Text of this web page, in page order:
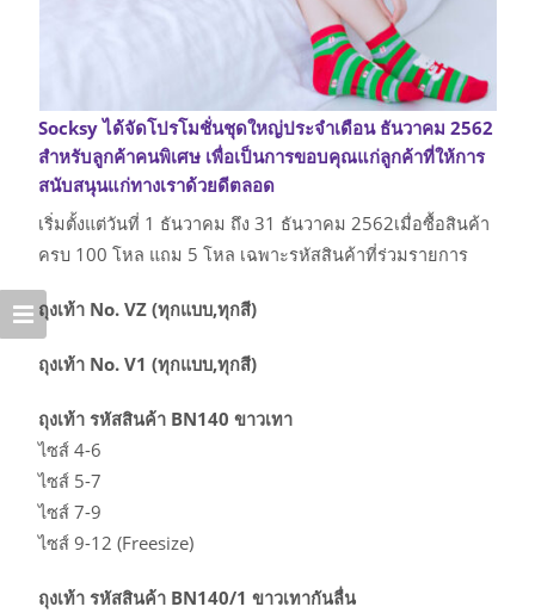
Socksy ได้จัดโปรโมชั่นชุดใหญ่ประจำเดือน ธันวาคม 2562
สำหรับลูกค้าคนพิเศษ เพื่อเป็นการขอบคุณแก่ลูกค้าที่ให้การ
สนับสนุนแก่ทางเราด้วยดีตลอด
เริ่มตั้งแต่วันที่ 1 ธันวาคม ถึง 31 ธันวาคม 2562เมื่อซื้อสินค้า
ครบ 100 โหล แถม 5 โหล เฉพาะรหัสสินค้าที่ร่วมรายการ
ถุงเท้า No. VZ (ทุกแบบ,ทุกสี)
ถุงเท้า No. V1 (ทุกแบบ,ทุกสี)
ถุงเท้า รหัสสินค้า BN140 ขาวเทา
ไซส์ 4-6
ไซส์ 5-7
ไซส์ 7-9
ไซส์ 9-12 (Freesize)
ถุงเท้า รหัสสินค้า BN140/1 ขาวเทากันลื่น